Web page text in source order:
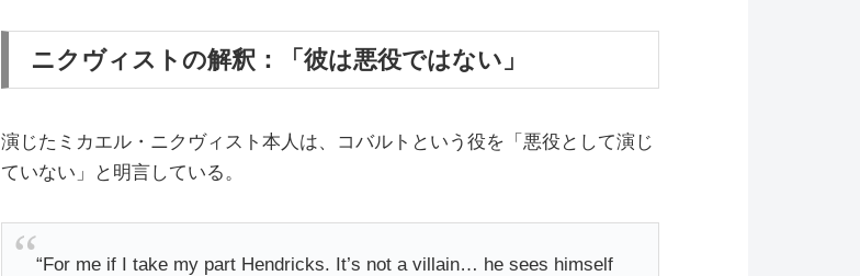
ニクヴィストの解釈：「彼は悪役ではない」
演じたミカエル・ニクヴィスト本人は、コバルトという役を「悪役として演じ
ていない」と明言している。
“For me if I take my part Hendricks. It’s not a villain… he sees himself